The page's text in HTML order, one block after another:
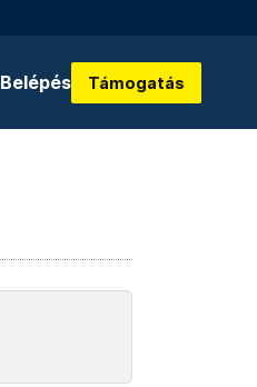
Belépés Támogatás